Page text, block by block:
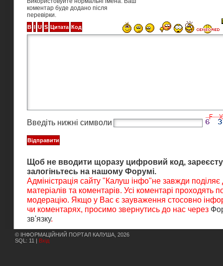
коментар буде додано після
перевірки.
Введіть нижні символи
Щоб не вводити щоразу цифровий код,
залогіньтесь на нашому Форумі.
Адміністрація сайту "Калуш інфо"не завжди поділяє
матеріалів та коментарів. Усі коментарі проходять
модерацію. Якщо у Вас є зауваження стосовно
чи коментарях, просимо звернутись до нас через
зв'язку.
© ІНФОРМАЦІЙНИЙ ПОРТАЛ КАЛУША, 2026
SQL: 11 |
Вхід